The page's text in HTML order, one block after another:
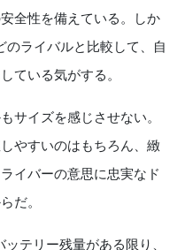
全性を備えている。しか
のライバルと比較して、自
ている気がする。
サイズを感じさせない。
やすいのはもちろん、緻
イバーの意思に忠実なド
だ。
テリー残量がある限り、